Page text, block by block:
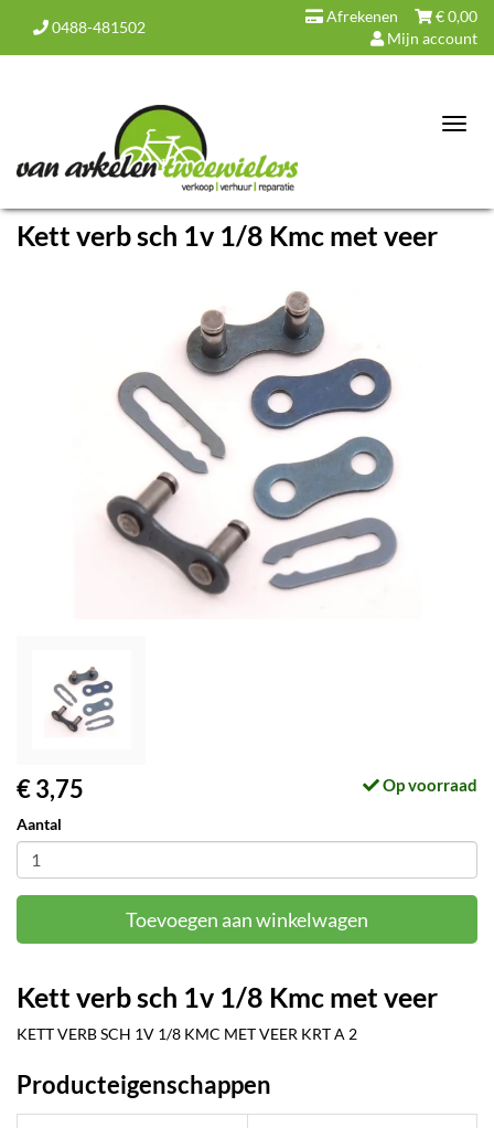
0488-481502
€0,00
Afrekenen
Mijn account
Kett verb sch 1v 1/8 Kmc met veer
€ 3,75 Op voorraad
Aantal
Toevoegen aan winkelwagen
Kett verb sch 1v 1/8 Kmc met veer
KETT VERB SCH 1V 1/8 KMC MET VEER KRT A 2
Producteigenschappen